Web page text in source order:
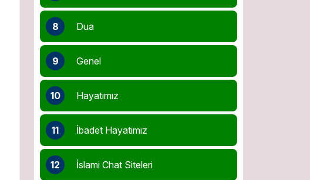
8 Dua
9 Genel
10 Hayatımız
11 İbadet Hayatımız
12 İslami Chat Siteleri